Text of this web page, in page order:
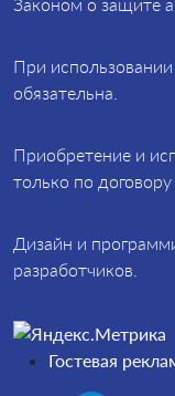
При
обязательна.
Приобретение и
только по
Дизайн и
разработчиков.
Гостевая